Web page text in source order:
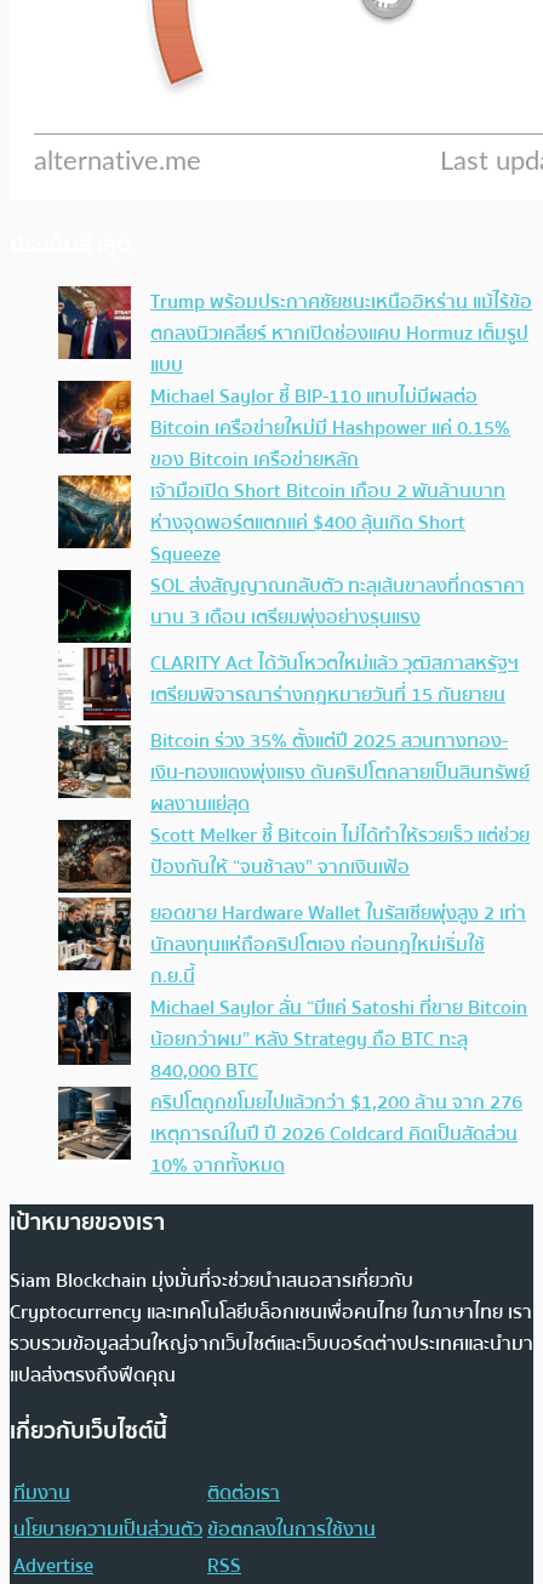
Trump พร้อมประกาศชัยชนะเหนืออิหร่าน แม้ไร้ข้อ
ตกลงนิวเคลียร์ หากเปิดช่องแคบ Hormuz เต็มรูป
แบบ
Michael Saylor ชี้ BIP-110 แทบไม่มีผลต่อ
Bitcoin เครือข่ายใหม่มี Hashpower แค่ 0.15%
ของ Bitcoin เครือข่ายหลัก
เจ้ามือเปิด Short Bitcoin เกือบ 2 พันล้านบาท
ห่างจุดพอร์ตแตกแค่ $400 ลุ้นเกิด Short
Squeeze
SOL ส่งสัญญาณกลับตัว ทะลุเส้นขาลงที่กดราคา
นาน 3 เดือน เตรียมพุ่งอย่างรุนแรง
CLARITY Act ได้วันโหวตใหม่แล้ว วุฒิสภาสหรัฐฯ
เตรียมพิจารณาร่างกฎหมายวันที่ 15 กันยายน
Bitcoin ร่วง 35% ตั้งแต่ปี 2025 สวนทางทอง-
เงิน-ทองแดงพุ่งแรง ดันคริปโตกลายเป็นสินทรัพย์
ผลงานแย่สุด
Scott Melker ชี้ Bitcoin ไม่ได้ทำให้รวยเร็ว แต่ช่วย
ป้องกันให้ “จนช้าลง” จากเงินเฟ้อ
ยอดขาย Hardware Wallet ในรัสเซียพุ่งสูง 2 เท่า
นักลงทุนแห่ถือคริปโตเอง ก่อนกฎใหม่เริ่มใช้
ก.ย.นี้
Michael Saylor ลั่น “มีแค่ Satoshi ที่ขาย Bitcoin
น้อยกว่าผม” หลัง Strategy ถือ BTC ทะลุ
840,000 BTC
คริปโตถูกขโมยไปแล้วกว่า $1,200 ล้าน จาก 276
เหตุการณ์ในปี ปี 2026 Coldcard คิดเป็นสัดส่วน
10% จากทั้งหมด
เป้าหมายของเรา
Siam Blockchain มุ่งมั่นที่จะช่วยนำเสนอสารเกี่ยวกับ
Cryptocurrency และเทคโนโลยีบล็อกเชนเพื่อคนไทย ในภาษาไทย เรา
รวบรวมข้อมูลส่วนใหญ่จากเว็บไซต์และเว็บบอร์ดต่างประเทศและนำมา
แปลส่งตรงถึงฟีดคุณ
เกี่ยวกับเว็บไซต์นี้
ทีมงาน
ติดต่อเรา
นโยบายความเป็นส่วนตัวข้อตกลงในการใช้งาน
Advertise
RSS